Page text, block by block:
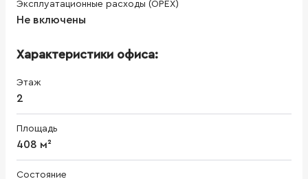
Эксплуатационные расходы (OPEX)
Не включены
Характеристики офиса:
Этаж
2
Площадь
408 м²
Состояние